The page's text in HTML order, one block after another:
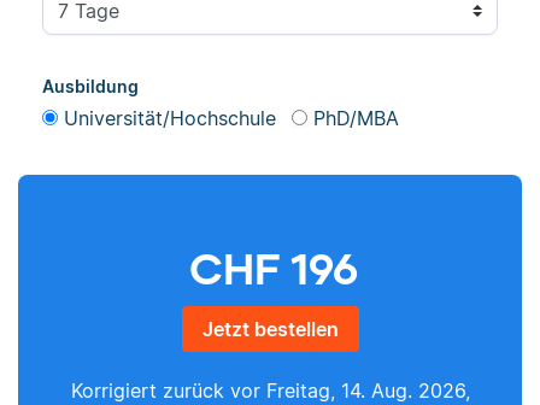
Ausbildung
Universität/Hochschule PhD/MBA
CHF 196
Jetzt bestellen
Korrigiert zurück vor Freitag, 14. Aug. 2026,